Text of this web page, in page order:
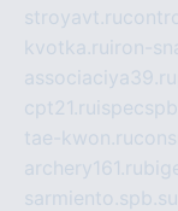
stroyavt.ru
kvotka.ru iron-
associaciya39.ru
cpt21.ru
tae-kwon.ru
archery161.ru
sarmiento.spb.su